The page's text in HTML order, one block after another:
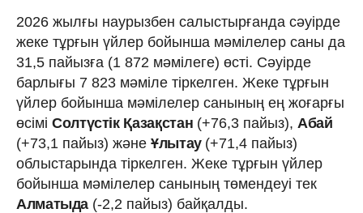
2026 жылғы наурызбен салыстырғанда сәуірде
жеке тұрғын үйлер бойынша мәмілелер саны да
31,5 пайызға (1 872 мәмілеге) өсті. Сәуірде
барлығы 7 823 мәміле тіркелген. Жеке тұрғын
үйлер бойынша мәмілелер санының ең жоғарғы
өсімі Солтүстік Қазақстан (+76,3 пайыз), Абай
(+73,1 пайыз) және Ұлытау (+71,4 пайыз)
облыстарында тіркелген. Жеке тұрғын үйлер
бойынша мәмілелер санының төмендеуі тек
Алматыда (-2,2 пайыз) байқалды.